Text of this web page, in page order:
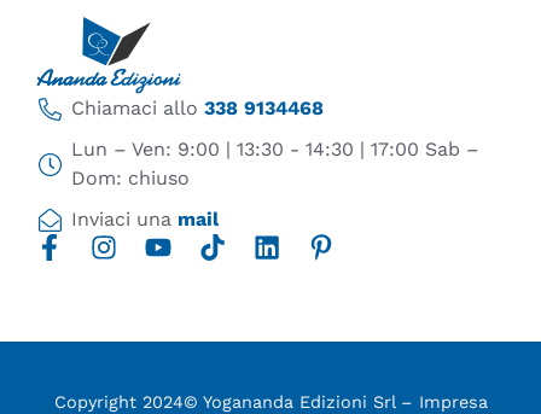
Chiamaci allo 338 9134468
Lun – Ven: 9:00 | 13:30 - 14:30 | 17:00 Sab –
Dom: chiuso
Inviaci una mail
Copyright 2024© Yogananda Edizioni Srl – Impresa